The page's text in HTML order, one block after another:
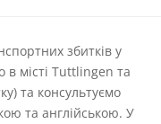
збитків у
місті Tuttlingen та
та консультуємо
та англійською. У